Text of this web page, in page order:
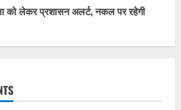
को लेकर प्रशासन अलर्ट, नकल पर रहेगी